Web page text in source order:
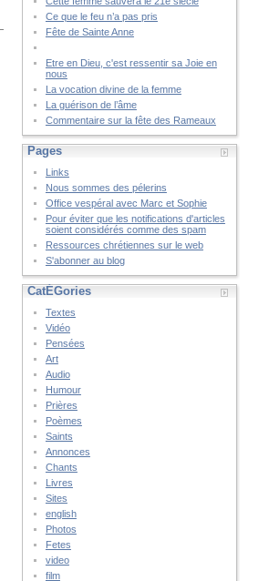
Ce que le feu n’a pas pris
Fête de Sainte Anne
Etre en Dieu, c'est ressentir sa Joie en
nous
La vocation divine de la femme
La guérison de l’âme
Commentaire sur la fête des Rameaux
Pages
Links
Nous sommes des pélerins
Office vespéral avec Marc et Sophie
Pour éviter que les notifications d'articles
soient considérés comme des spam
Ressources chrétiennes sur le web
S'abonner au blog
CatÉGories
Textes
Vidéo
Pensées
Art
Audio
Humour
Prières
Poèmes
Saints
Annonces
Chants
Livres
Sites
english
Photos
Fetes
video
film